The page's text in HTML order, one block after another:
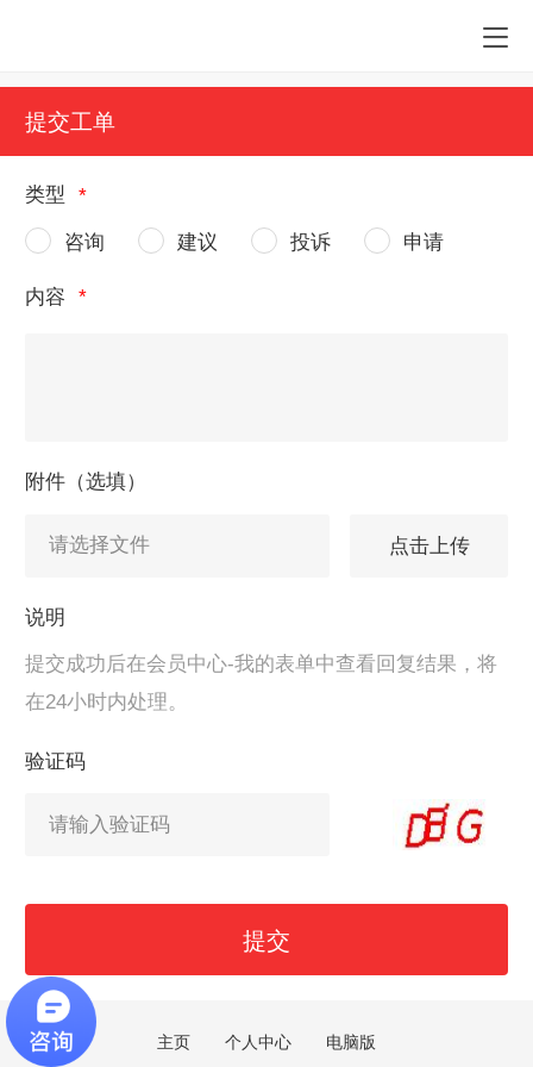
提交工单
类型
咨询 建议 投诉 申请
内容
附件（选填）
点击上传
说明
提交成功后在会员中心-我的表单中查看回复结果，将
在24小时内处理。
验证码
提交
主页 个人中心 电脑版